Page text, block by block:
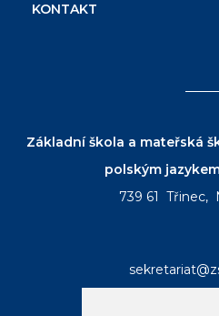
KONTAKT
Základní škola a mateřská
polským
739 61 Třinec,